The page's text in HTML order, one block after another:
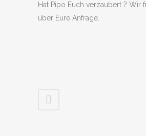
Hat Pipo Euch verzaubert ? Wir
über Eure Anfrage.